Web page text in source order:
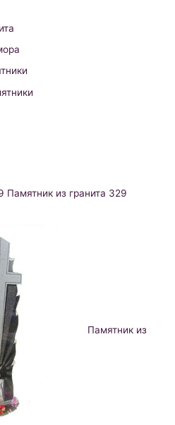
Памятник из гранита 329
Памятник из